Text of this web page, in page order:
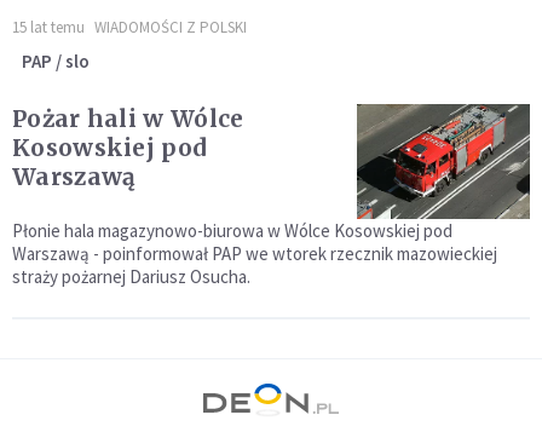
15 lat temu WIADOMOŚCI Z POLSKI
PAP / slo
Pożar hali w Wólce
Kosowskiej pod
Warszawą
Płonie hala magazynowo-biurowa w Wólce Kosowskiej pod
Warszawą - poinformował PAP we wtorek rzecznik mazowieckiej
straży pożarnej Dariusz Osucha.